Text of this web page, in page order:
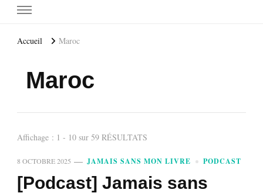
Accueil Maroc
Maroc
Affichage : 1 - 10 sur 59 RÉSULTATS
8 OCTOBRE 2025 JAMAIS SANS MON LIVRE PODCAST
[Podcast] Jamais sans